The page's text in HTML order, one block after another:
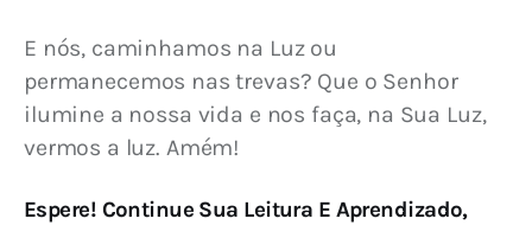
E nós, caminhamos na Luz ou
permanecemos nas trevas? Que o Senhor
ilumine a nossa vida e nos faça, na Sua Luz,
vermos a luz. Amém!
Espere! Continue Sua Leitura E Aprendizado,